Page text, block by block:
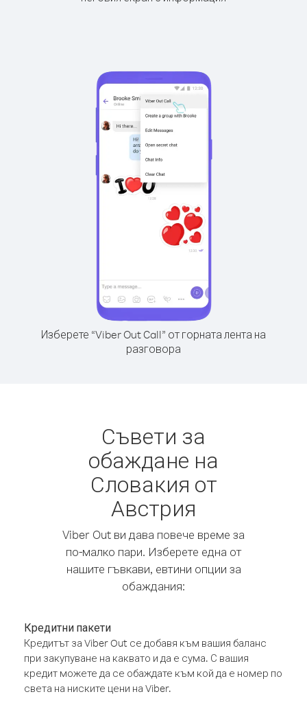
Изберете “Viber Out Call” от горната лента на
разговора
Съвети за
обаждане на
Словакия от
Австрия
Viber Out ви дава повече време за
по-малко пари. Изберете една от
нашите гъвкави, евтини опции за
обаждания:
Кредитни пакети
Кредитът за Viber Out се добавя към вашия баланс
при закупуване на каквато и да е сума. С вашия
кредит можете да се обаждате към кой да е номер по
света на ниските цени на Viber.